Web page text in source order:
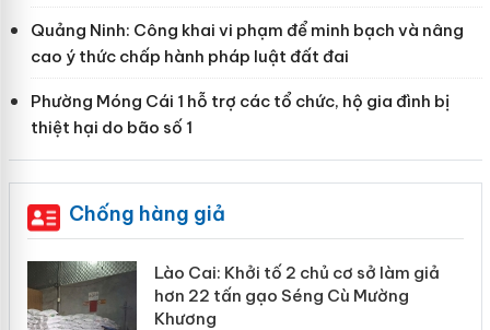
Quảng Ninh: Công khai vi phạm để minh bạch và nâng
cao ý thức chấp hành pháp luật đất đai
Phường Móng Cái 1 hỗ trợ các tổ chức, hộ gia đình bị
thiệt hại do bão số 1
Chống hàng giả
Lào Cai: Khởi tố 2 chủ cơ sở làm giả
hơn 22 tấn gạo Séng Cù Mường
Khương